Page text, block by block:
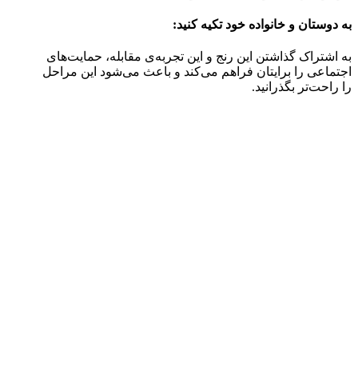
به دوستان و خانواده خود تکیه کنید:
به اشتراک گذاشتن این رنج و این تجربه‌ی مقابله، حمایت‌های
اجتماعی را برایتان فراهم می‌کند و باعث می‌شود این مراحل
را راحت‌تر بگذرانید.